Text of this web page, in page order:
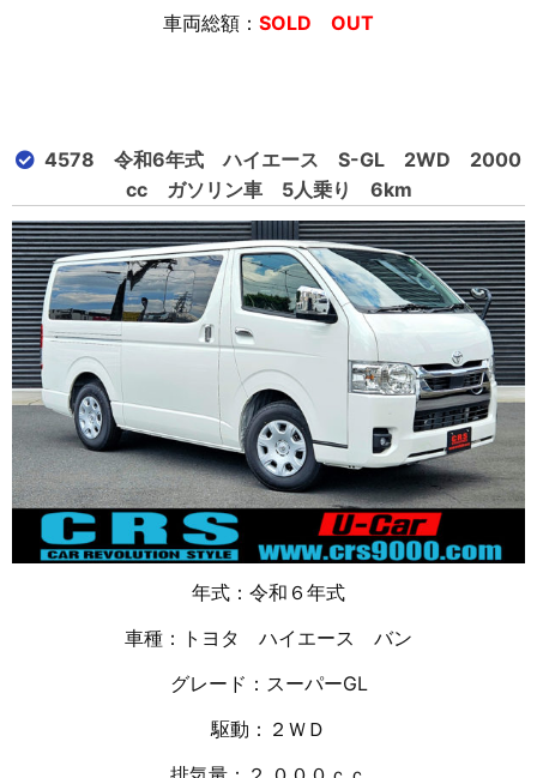
車両総額： SOLD OUT
4578 令和6年式 ハイエース S-GL 2WD 2000
cc ガソリン車 5人乗り 6km
年式：令和６年式
車種：トヨタ ハイエース バン
グレード：スーパーGL
駆動：２ＷＤ